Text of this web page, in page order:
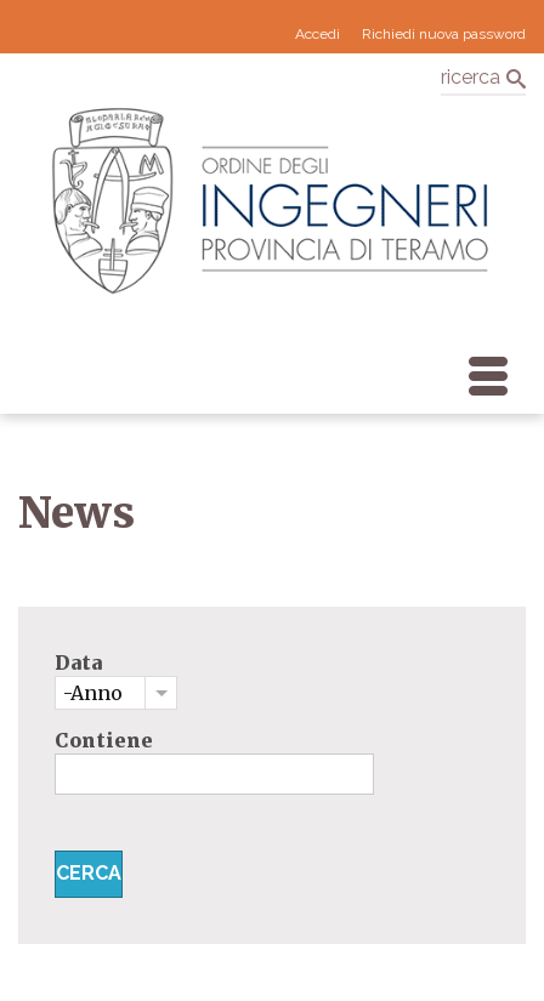
Accedi Richiedi nuova password
ricerca
News
Data
-Anno
Contiene